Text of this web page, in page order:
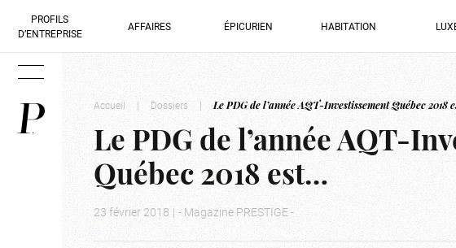
PROFILS
D’ENTREPRISE
AFFAIRES ÉPICURIEN HABITATION
Accueil | Dossiers | Le PDG de l’année AQT-Investissement Québec 2018
Le PDG de l’année AQT-
Québec 2018 est…
23 février 2018 | - Magazine PRESTIGE -